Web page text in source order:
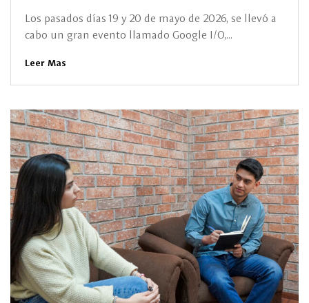
Los pasados días 19 y 20 de mayo de 2026, se llevó a
cabo un gran evento llamado Google I/O,...
Leer Mas